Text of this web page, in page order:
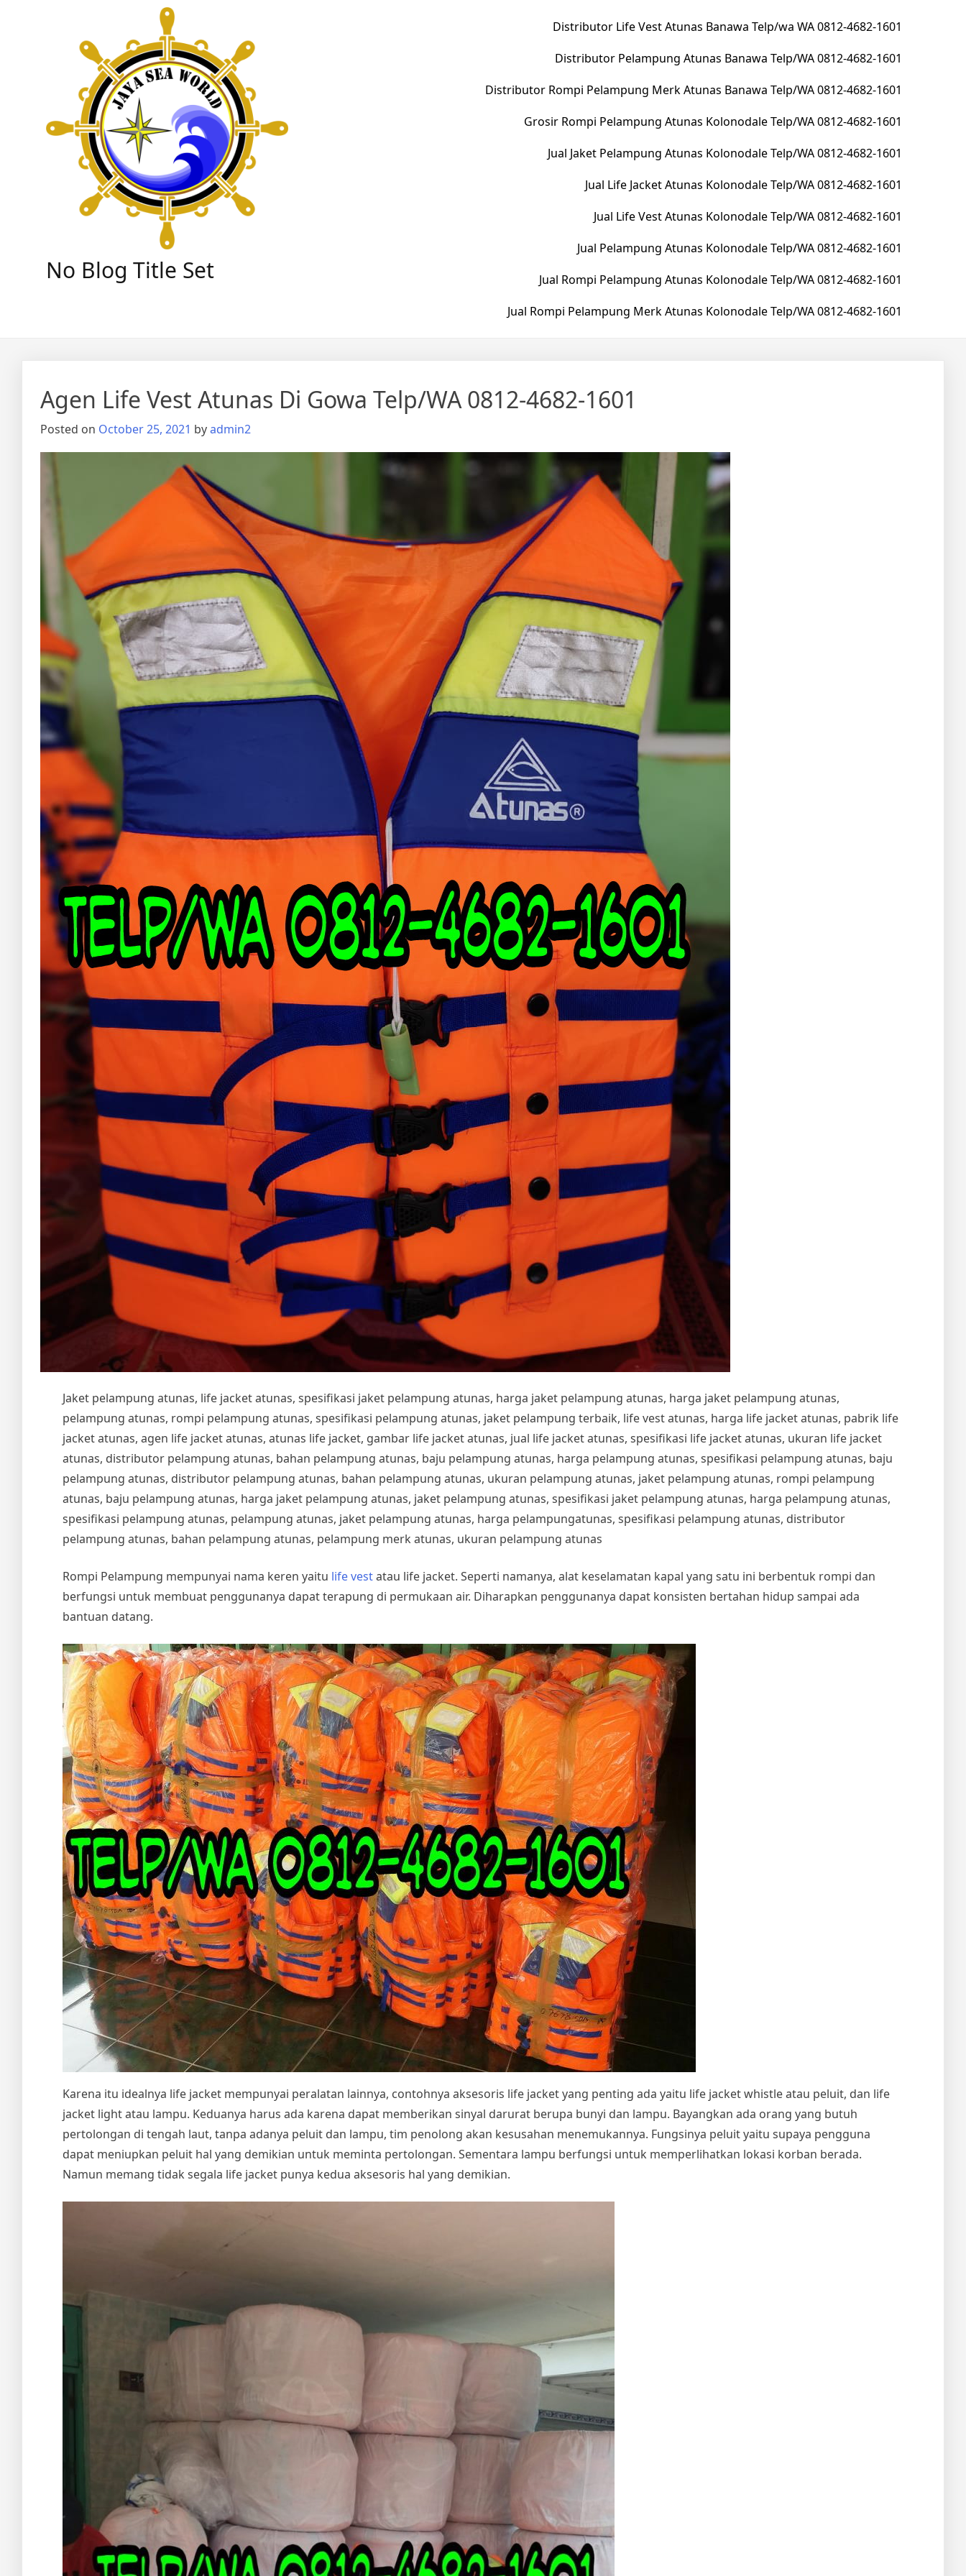
No Blog Title Set
Distributor Life Vest Atunas Banawa Telp/wa WA 0812-4682-1601
Distributor Pelampung Atunas Banawa Telp/WA 0812-4682-1601
Distributor Rompi Pelampung Merk Atunas Banawa Telp/WA 0812-4682-1601
Grosir Rompi Pelampung Atunas Kolonodale Telp/WA 0812-4682-1601
Jual Jaket Pelampung Atunas Kolonodale Telp/WA 0812-4682-1601
Jual Life Jacket Atunas Kolonodale Telp/WA 0812-4682-1601
Jual Life Vest Atunas Kolonodale Telp/WA 0812-4682-1601
Jual Pelampung Atunas Kolonodale Telp/WA 0812-4682-1601
Jual Rompi Pelampung Atunas Kolonodale Telp/WA 0812-4682-1601
Jual Rompi Pelampung Merk Atunas Kolonodale Telp/WA 0812-4682-1601
Agen Life Vest Atunas Di Gowa Telp/WA 0812-4682-1601
Posted on October 25, 2021 byadmin2
Jaket pelampung atunas, life jacket atunas, spesifikasi jaket pelampung atunas, harga jaket pelampung atunas, harga jaket pelampung atunas,
pelampung atunas, rompi pelampung atunas, spesifikasi pelampung atunas, jaket pelampung terbaik, life vest atunas, harga life jacket atunas, pabrik life
jacket atunas, agen life jacket atunas, atunas life jacket, gambar life jacket atunas, jual life jacket atunas, spesifikasi life jacket atunas, ukuran life jacket
atunas, distributor pelampung atunas, bahan pelampung atunas, baju pelampung atunas, harga pelampung atunas, spesifikasi pelampung atunas, baju
pelampung atunas, distributor pelampung atunas, bahan pelampung atunas, ukuran pelampung atunas, jaket pelampung atunas, rompi pelampung
atunas, baju pelampung atunas, harga jaket pelampung atunas, jaket pelampung atunas, spesifikasi jaket pelampung atunas, harga pelampung atunas,
spesifikasi pelampung atunas, pelampung atunas, jaket pelampung atunas, harga pelampungatunas, spesifikasi pelampung atunas, distributor
pelampung atunas, bahan pelampung atunas, pelampung merk atunas, ukuran pelampung atunas
Rompi Pelampung mempunyai nama keren yaitu life vestatau life jacket. Seperti namanya, alat keselamatan kapal yang satu ini berbentuk rompi dan
berfungsi untuk membuat penggunanya dapat terapung di permukaan air. Diharapkan penggunanya dapat konsisten bertahan hidup sampai ada
bantuan datang.
Karena itu idealnya life jacket mempunyai peralatan lainnya, contohnya aksesoris life jacket yang penting ada yaitu life jacket whistle atau peluit, dan life
jacket light atau lampu. Keduanya harus ada karena dapat memberikan sinyal darurat berupa bunyi dan lampu. Bayangkan ada orang yang butuh
pertolongan di tengah laut, tanpa adanya peluit dan lampu, tim penolong akan kesusahan menemukannya. Fungsinya peluit yaitu supaya pengguna
dapat meniupkan peluit hal yang demikian untuk meminta pertolongan. Sementara lampu berfungsi untuk memperlihatkan lokasi korban berada.
Namun memang tidak segala life jacket punya kedua aksesoris hal yang demikian.